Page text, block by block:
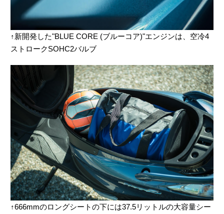
↑新開発した"BLUE CORE (ブルーコア)"エンジンは、空冷4
ストロークSOHC2バルブ
↑666mmのロングシートの下には37.5リットルの大容量シー